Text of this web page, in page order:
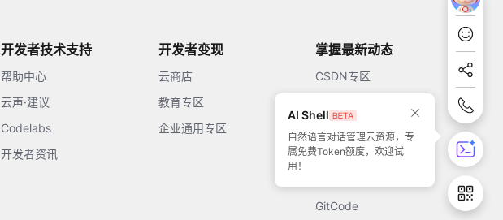
开发者技术支持
帮助中心
云声·建议
Codelabs
开发者资讯
开发者变现
云商店
教育专区
企业通用专区
掌握最新动态
CSDN专区
51CTO
GitCode
AI Shell
自然语言对话管理云资源，专
属免费Token额度，欢迎试
用！